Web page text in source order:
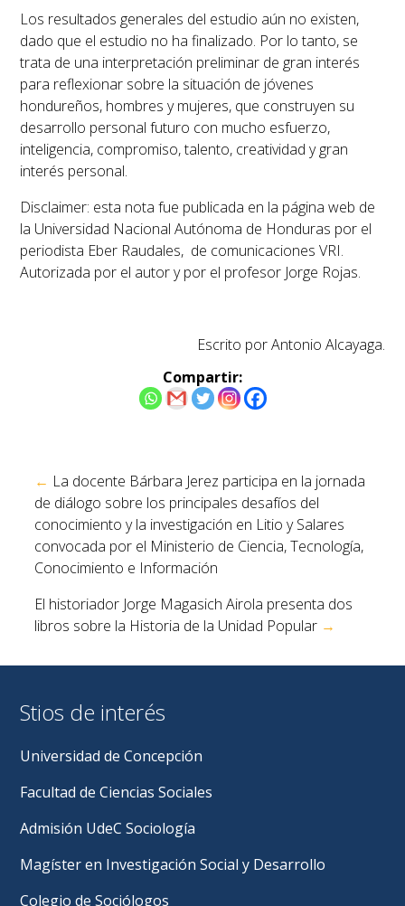
Los resultados generales del estudio aún no existen,
dado que el estudio no ha finalizado. Por lo tanto, se
trata de una interpretación preliminar de gran interés
para reflexionar sobre la situación de jóvenes
hondureños, hombres y mujeres, que construyen su
desarrollo personal futuro con mucho esfuerzo,
inteligencia, compromiso, talento, creatividad y gran
interés personal.
Disclaimer: esta nota fue publicada en la página web de
la Universidad Nacional Autónoma de Honduras por el
periodista Eber Raudales, de comunicaciones VRI.
Autorizada por el autor y por el profesor Jorge Rojas.
Escrito por Antonio Alcayaga.
Compartir:
entradas
← La docente Bárbara Jerez participa en la jornada
de diálogo sobre los principales desafíos del
conocimiento y la investigación en Litio y Salares
convocada por el Ministerio de Ciencia, Tecnología,
Conocimiento e Información
El historiador Jorge Magasich Airola presenta dos
libros sobre la Historia de la Unidad Popular →
Stios de interés
Universidad de Concepción
Facultad de Ciencias Sociales
Admisión UdeC Sociología
Magíster en Investigación Social y Desarrollo
Colegio de Sociólogos